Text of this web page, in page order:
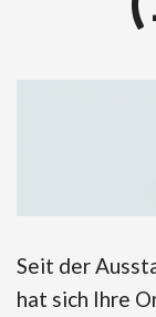
Seit der
hat sich Ihre